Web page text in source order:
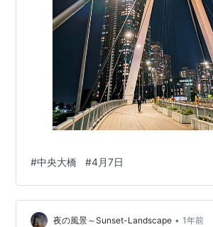
#中央大橋 #4月7日
夜の風景～Sunset-Landscape • 1年前